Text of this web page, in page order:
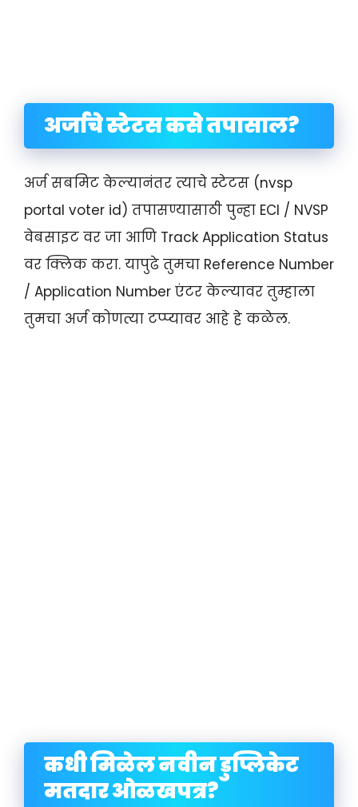
अर्जाचे स्टेटस कसे तपासाल?
अर्ज सबमिट केल्यानंतर त्याचे स्टेटस (nvsp
portal voter id) तपासण्यासाठी पुन्हा ECI / NVSP
वेबसाइट वर जा आणि Track Application Status
वर क्लिक करा. यापुढे तुमचा Reference Number
/ Application Number एंटर केल्यावर तुम्हाला
तुमचा अर्ज कोणत्या टप्प्यावर आहे हे कळेल.
कधी मिळेल नवीन डुप्लिकेट
मतदार ओळखपत्र?